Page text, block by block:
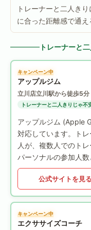
トレーナーと二人き
に合った距離感で通え
トレーナーと
キャンペーン中
アップルジム
立川店立川駅から徒歩5分
トレーナーと二人きりじゃ不
アップルジム (Apple
対応しています。ト
人が、複数人でのト
パーソナルの参加人数
公式サイトを見る
キャンペーン中
エクササイズコーチ